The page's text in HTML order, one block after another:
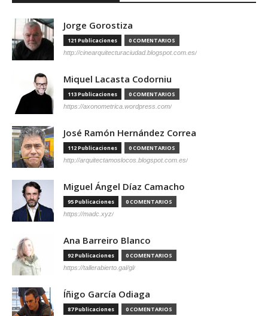
Jorge Gorostiza
121 Publicaciones 0 COMENTARIOS
http://cinearquitecturaciudad.blogspot.com.es/
Miquel Lacasta Codorniu
113 Publicaciones 0 COMENTARIOS
https://axonometrica.wordpress.com/
José Ramón Hernández Correa
112 Publicaciones 0 COMENTARIOS
http://arquitectamoslocos.blogspot.com.es/
Miguel Ángel Díaz Camacho
95 Publicaciones 0 COMENTARIOS
https://madc.xyz/
Ana Barreiro Blanco
92 Publicaciones 0 COMENTARIOS
https://tallerabierto.gal/gl/
Íñigo García Odiaga
87 Publicaciones 0 COMENTARIOS